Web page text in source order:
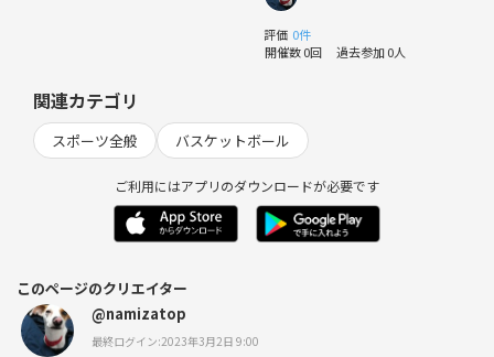
評価 0件
開催数 0回 過去参加 0人
関連カテゴリ
スポーツ全般 バスケットボール
ご利用にはアプリのダウンロードが必要です
このページのクリエイター
@namizatop
最終ログイン:2023年3月2日 9:00